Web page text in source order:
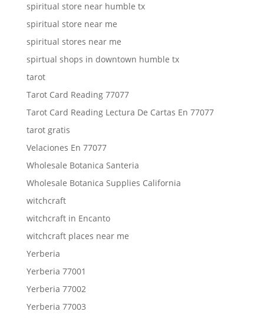
spiritual store near humble tx
spiritual store near me
spiritual stores near me
spirtual shops in downtown humble tx
tarot
Tarot Card Reading 77077
Tarot Card Reading Lectura De Cartas En 77077
tarot gratis
Velaciones En 77077
Wholesale Botanica Santeria
Wholesale Botanica Supplies California
witchcraft
witchcraft in Encanto
witchcraft places near me
Yerberia
Yerberia 77001
Yerberia 77002
Yerberia 77003